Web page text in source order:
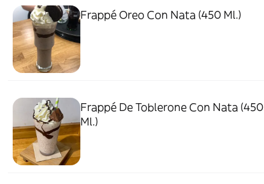
Frappé Oreo Con Nata (450 Ml.)
Frappé De Toblerone Con Nata (450
Ml.)